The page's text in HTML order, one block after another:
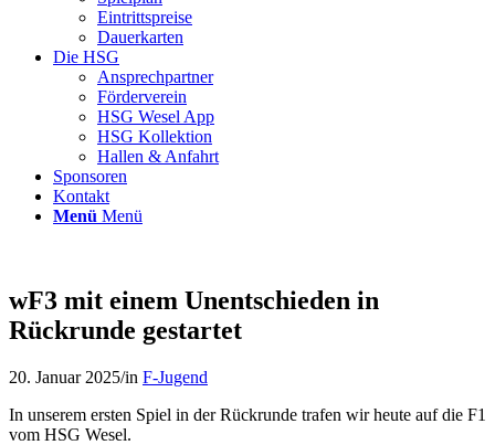
Eintrittspreise
Dauerkarten
Die HSG
Ansprechpartner
Förderverein
HSG Wesel App
HSG Kollektion
Hallen & Anfahrt
Sponsoren
Kontakt
Menü Menü
wF3 mit einem Unentschieden in
Rückrunde gestartet
20. Januar 2025/in F-Jugend
In unserem ersten Spiel in der Rückrunde trafen wir heute auf die F1
vom HSG Wesel.